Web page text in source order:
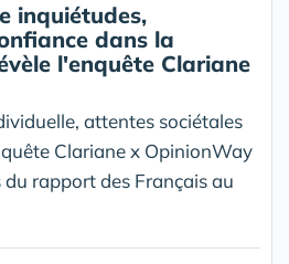
inquiétudes,
dans la
l'enquête Clariane
attentes sociétales
Clariane x OpinionWay
rapport des Français au